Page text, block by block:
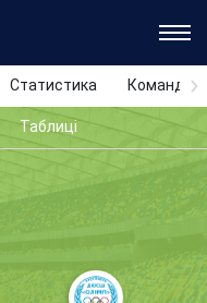
Статистика Команди
Таблиці